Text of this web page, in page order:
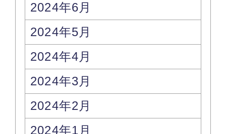
2024年6月
2024年5月
2024年4月
2024年3月
2024年2月
2024年1月